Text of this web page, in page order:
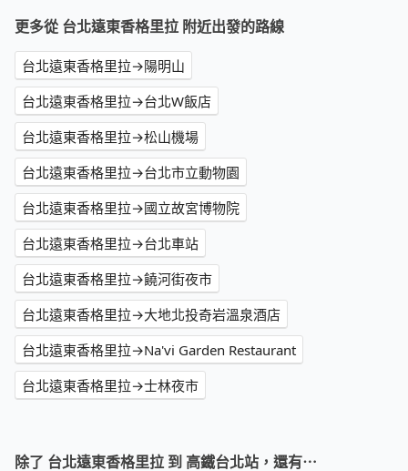
更多從 台北遠東香格里拉 附近出發的路線
台北遠東香格里拉→陽明山
台北遠東香格里拉→台北W飯店
台北遠東香格里拉→松山機場
台北遠東香格里拉→台北市立動物園
台北遠東香格里拉→國立故宮博物院
台北遠東香格里拉→台北車站
台北遠東香格里拉→饒河街夜市
台北遠東香格里拉→大地北投奇岩溫泉酒店
台北遠東香格里拉→Na'vi Garden Restaurant
台北遠東香格里拉→士林夜市
除了 台北遠東香格里拉 到 高鐵台北站，還有⋯